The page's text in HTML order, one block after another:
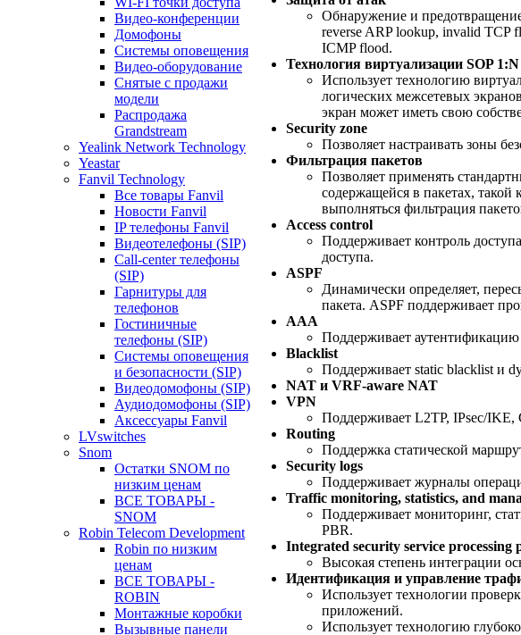
Видео-конференции
Домофоны
Системы оповещения
Видео-оборудование
Снятые с продажи
модели
Распродажа
Grandstream
Yealink Network Technology
Yeastar
Fanvil Technology
Все товары Fanvil
Новости Fanvil
IP телефоны Fanvil
Видеотелефоны (SIP)
Call-center телефоны
(SIP)
Гарнитуры для
телефонов
Гостиничные
телефоны (SIP)
Системы оповещения
и безопасности (SIP)
Видеодомофоны (SIP)
Аудиодомофоны (SIP)
Аксессуары Fanvil
LVswitches
Snom
Остатки SNOM по
низким ценам
ВСЕ ТОВАРЫ -
SNOM
Robin Telecom Development
Robin по низким
ценам
ВСЕ ТОВАРЫ -
ROBIN
Монтажные коробки
Вызывные панели
Обнаружение и
reverse ARP lookup, invalid TCP
ICMP flood.
Технология виртуализации SOP 1:N
Использует технологию
логических межсетевых
экран может иметь свою
Security zone
Позволяет настраивать зоны
Фильтрация пакетов
Позволяет применять
содержащейся в пакетах,
выполняться фильтрация
Access control
Поддерживает контроль
доступа.
ASPF
Динамически определяет,
пакета. ASPF поддерживает
AAA
Поддерживает
Blacklist
Поддерживает static blacklist и
NAT и VRF-aware NAT
VPN
Поддерживает L2TP, IPsec/IKE,
Routing
Поддержка статической
Security logs
Поддерживает журналы
Traffic monitoring, statistics, and
Поддерживает мониторинг,
PBR.
Integrated security service processing
Высокая степень интеграции
Идентификация и управление
Использует технологии
приложений.
Использует технологию